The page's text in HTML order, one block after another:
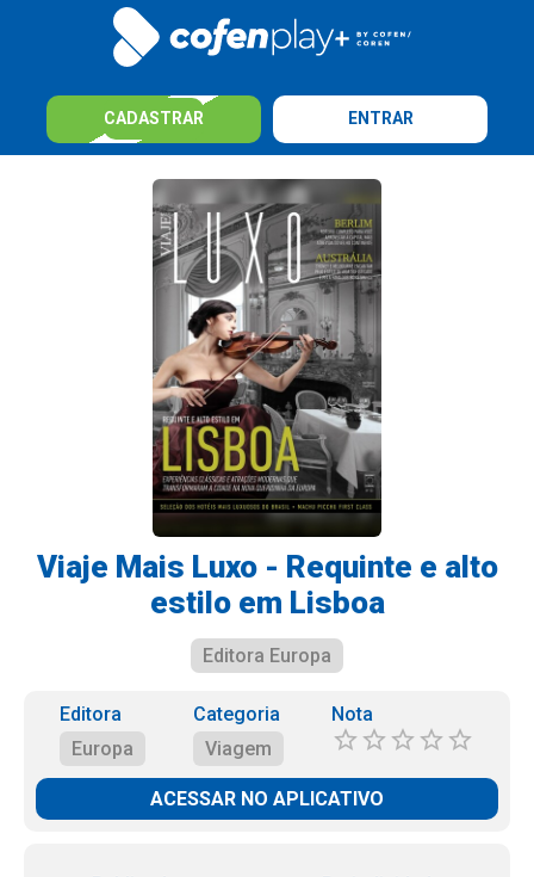
CADASTRAR ENTRAR
Viaje Mais Luxo - Requinte e alto
estilo em Lisboa
Editora Europa
Editora
Europa
Categoria
Viagem
Nota
ACESSAR NO APLICATIVO